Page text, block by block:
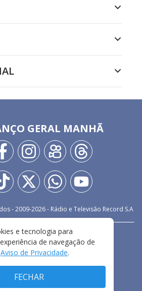
GERAL MANHÃ
- 2009-2026- Rádio e Televisão Record S.A
FALE CONOSCO
PRIVACIDADE
E CONDIÇÕES DE USO
e tecnologia para
de navegação de
Aviso de Privacidade.
FECHAR